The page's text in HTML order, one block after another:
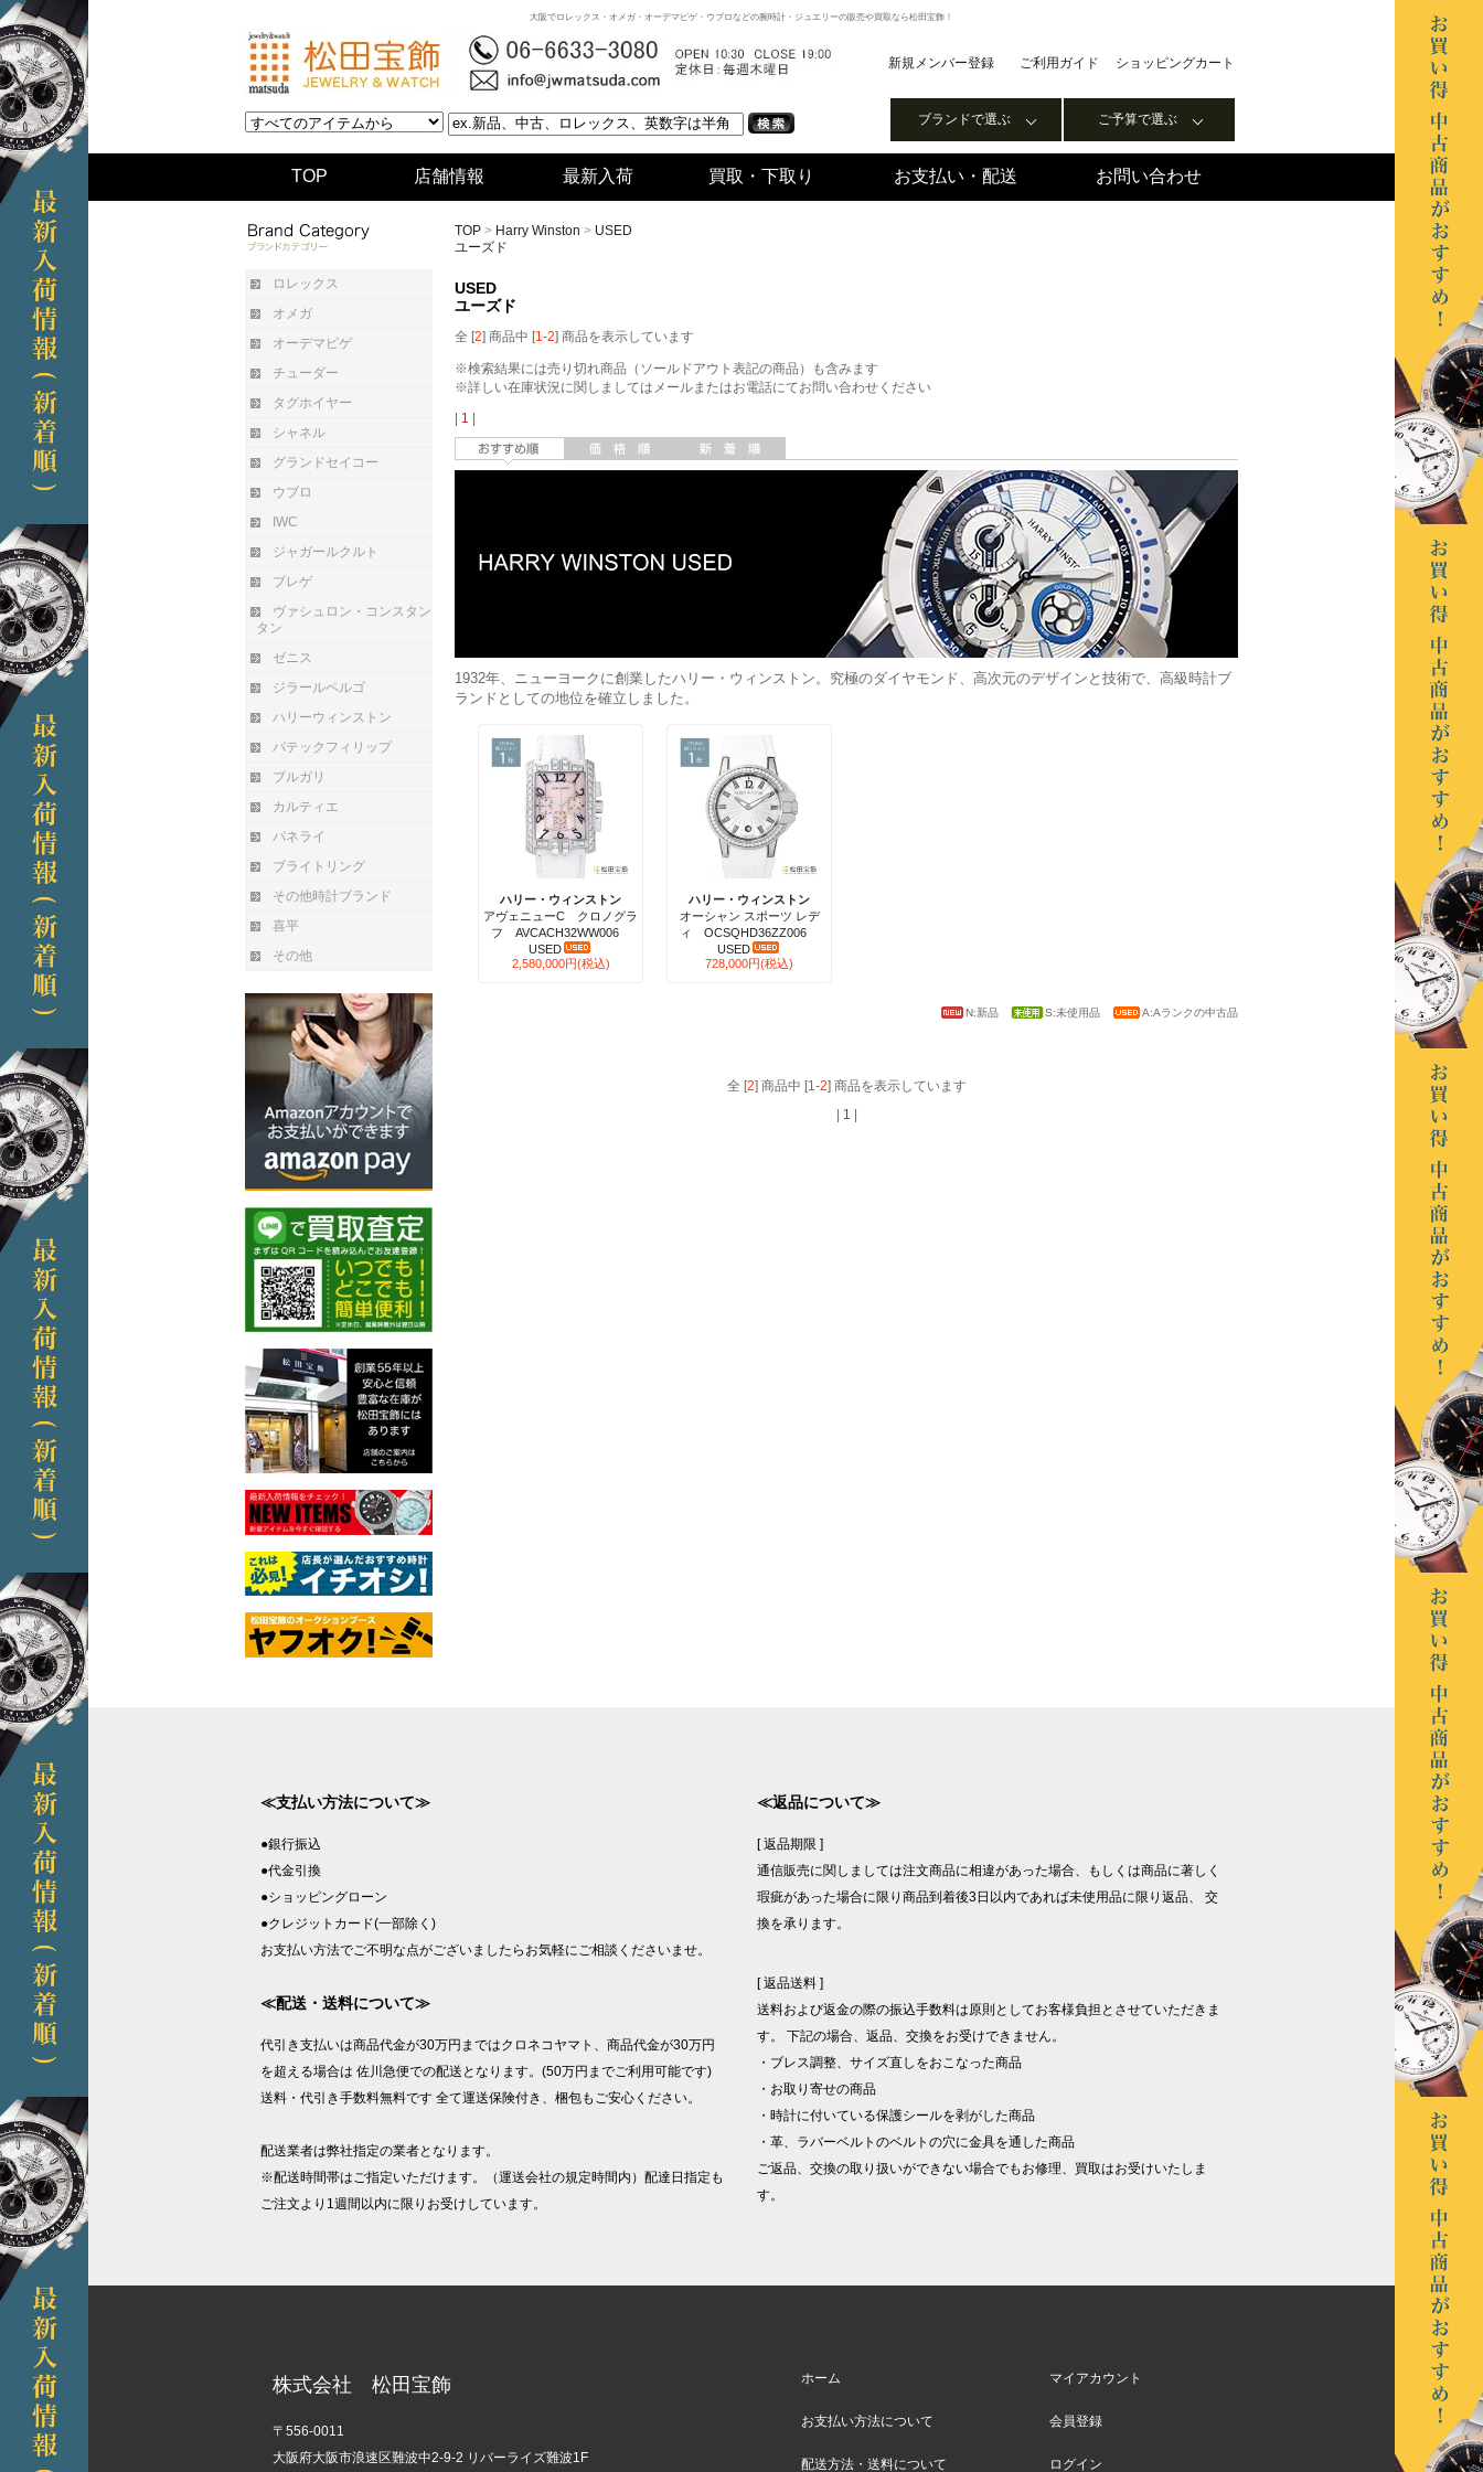
大阪でロレックス・オメガ・オーデマピゲ・ウブロなどの腕時計・ジュエリーの販売や買取なら松田宝飾！
新規メンバー登録 ご利用ガイド ショッピングカート
ブランドで選ぶ ご予算で選ぶ
TOP 店舗情報 最新入荷 買取・下取り お支払い・配送 お問い合わせ
ロレックス
オメガ
オーデマピゲ
チューダー
タグホイヤー
シャネル
グランドセイコー
ウブロ
IWC
ジャガールクルト
ブレゲ
ヴァシュロン・コンスタン
タン
ゼニス
ジラールペルゴ
ハリーウィンストン
パテックフィリップ
ブルガリ
カルティエ
パネライ
ブライトリング
その他時計ブランド
喜平
その他
TOP > Harry Winston > USED
ユーズド
USED
ユーズド
全 [2] 商品中 [1-2] 商品を表示しています
※検索結果には売り切れ商品（ソールドアウト表記の商品）も含みます
※詳しい在庫状況に関しましてはメールまたはお電話にてお問い合わせください
1
1932年、ニューヨークに創業したハリー・ウィンストン。究極のダイヤモンド、高次元のデザインと技術で、高級時計ブ
ランドとしての地位を確立しました。
ハリー・ウィンストン
アヴェニューC クロノグラ
フ AVCACH32WW006
USED
2,580,000円(税込)
ハリー・ウィンストン
オーシャン スポーツ レデ
ィ OCSQHD36ZZ006
USED
728,000円(税込)
N:新品 S:未使用品 A:Aランクの中古品
全 [2] 商品中 [1-2] 商品を表示しています
1
≪支払い方法について≫
●銀行振込
●代金引換
●ショッピングローン
●クレジットカード(一部除く)
お支払い方法でご不明な点がございましたらお気軽にご相談くださいませ。
≪配送・送料について≫
代引き支払いは商品代金が30万円まではクロネコヤマト、商品代金が30万円
を超える場合は 佐川急便での配送となります。(50万円までご利用可能です)
送料・代引き手数料無料です 全て運送保険付き、梱包もご安心ください。
配送業者は弊社指定の業者となります。
※配送時間帯はご指定いただけます。（運送会社の規定時間内）配達日指定も
ご注文より1週間以内に限りお受けしています。
≪返品について≫
[ 返品期限 ]
通信販売に関しましては注文商品に相違があった場合、もしくは商品に著しく
瑕疵があった場合に限り商品到着後3日以内であれば未使用品に限り返品、 交
換を承ります。
[ 返品送料 ]
送料および返金の際の振込手数料は原則としてお客様負担とさせていただきま
す。 下記の場合、返品、交換をお受けできません。
・ブレス調整、サイズ直しをおこなった商品
・お取り寄せの商品
・時計に付いている保護シールを剥がした商品
・革、ラバーベルトのベルトの穴に金具を通した商品
ご返品、交換の取り扱いができない場合でもお修理、買取はお受けいたしま
す。
株式会社 松田宝飾
〒556-0011
大阪府大阪市浪速区難波中2-9-2 リバーライズ難波1F
ホーム
お支払い方法について
配送方法・送料について
マイアカウント
会員登録
ログイン